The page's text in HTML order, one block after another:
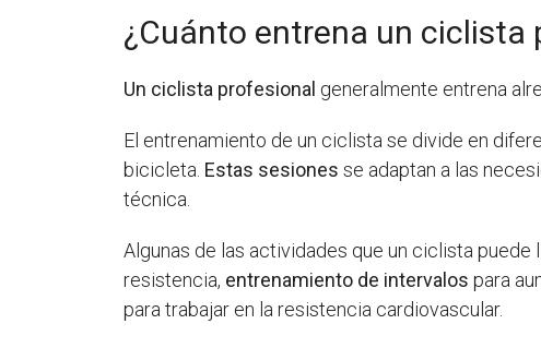
¿Cuánto entrena un ciclista
Un ciclista profesional generalmente entrena
El entrenamiento de un ciclista se divide en
bicicleta. Estas sesiones se adaptan a las
técnica.
Algunas de las actividades que un ciclista
resistencia, entrenamiento de intervalos para
para trabajar en la resistencia cardiovascular.